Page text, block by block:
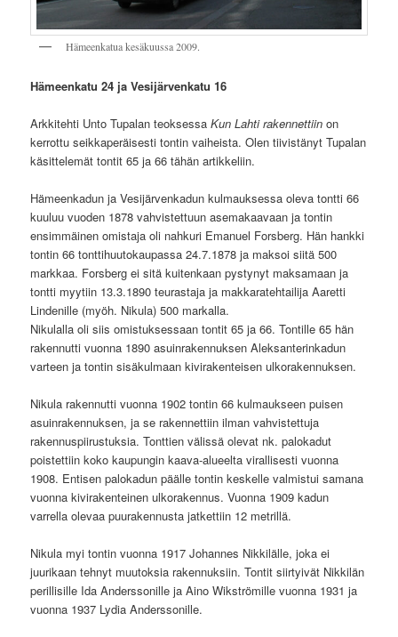
Hämeenkatua kesäkuussa 2009.
Hämeenkatu 24 ja Vesijärvenkatu 16
Arkkitehti Unto Tupalan teoksessaKun Lahti rakennettiin on
kerrottu seikkaperäisesti tontin vaiheista. Olen tiivistänyt Tupalan
käsittelemät tontit 65 ja 66 tähän artikkeliin.
Hämeenkadun ja Vesijärvenkadun kulmauksessa oleva tontti 66
kuuluu vuoden 1878 vahvistettuun asemakaavaan ja tontin
ensimmäinen omistaja oli nahkuri Emanuel Forsberg. Hän hankki
tontin 66 tonttihuutokaupassa 24.7.1878 ja maksoi siitä 500
markkaa. Forsberg ei sitä kuitenkaan pystynyt maksamaan ja
tontti myytiin 13.3.1890 teurastaja ja makkaratehtailija Aaretti
Lindenille (myöh. Nikula) 500 markalla.
Nikulalla oli siis omistuksessaan tontit 65 ja 66. Tontille 65 hän
rakennutti vuonna 1890 asuinrakennuksen Aleksanterinkadun
varteen ja tontin sisäkulmaan kivirakenteisen ulkorakennuksen.
Nikula rakennutti vuonna 1902 tontin 66 kulmaukseen puisen
asuinrakennuksen, ja se rakennettiin ilman vahvistettuja
rakennuspiirustuksia. Tonttien välissä olevat nk. palokadut
poistettiin koko kaupungin kaava-alueelta virallisesti vuonna
1908. Entisen palokadun päälle tontin keskelle valmistui samana
vuonna kivirakenteinen ulkorakennus. Vuonna 1909 kadun
varrella olevaa puurakennusta jatkettiin 12 metrillä.
Nikula myi tontin vuonna 1917 Johannes Nikkilälle, joka ei
juurikaan tehnyt muutoksia rakennuksiin. Tontit siirtyivät Nikkilän
perillisille Ida Anderssonille ja Aino Wikströmille vuonna 1931 ja
vuonna 1937 Lydia Anderssonille.